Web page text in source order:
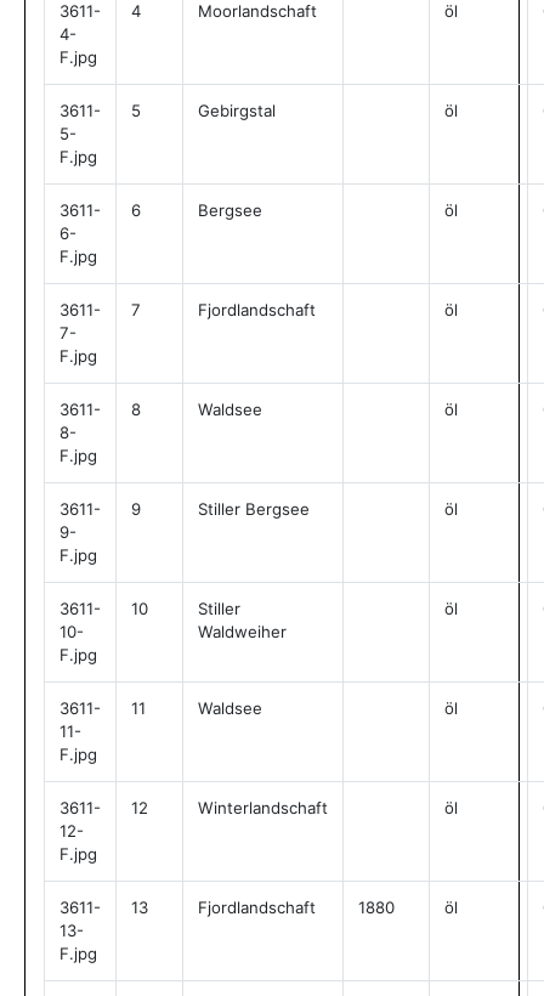
3611-
4-
F.jpg
4 Moorlandschaft öl
3611-
5-
F.jpg
5 Gebirgstal öl
3611-
6-
F.jpg
6 Bergsee öl
3611-
7-
F.jpg
7 Fjordlandschaft öl
3611-
8-
F.jpg
8 Waldsee öl
3611-
9-
F.jpg
9 Stiller Bergsee öl
3611-
10-
F.jpg
10
Stiller
Waldweiher
öl
3611-
11-
F.jpg
11 Waldsee öl
3611-
12-
F.jpg
12 Winterlandschaft öl
3611-
13-
F.jpg
13 Fjordlandschaft 1880 öl